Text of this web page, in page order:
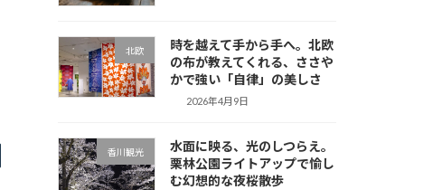
北欧
時を越えて手から手へ。北欧
の布が教えてくれる、ささや
かで強い「自律」の美しさ
2026年4月9日
香川観光
水面に映る、光のしつらえ。
栗林公園ライトアップで愉し
む幻想的な夜桜散歩